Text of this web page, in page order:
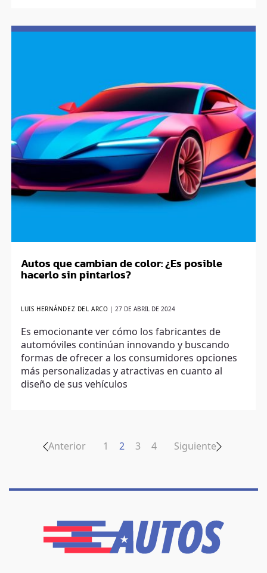
Autos que cambian de color: ¿Es posible
hacerlo sin pintarlos?
LUIS HERNÁNDEZ DEL ARCO |27 DE ABRIL DE 2024
Es emocionante ver cómo los fabricantes de
automóviles continúan innovando y buscando
formas de ofrecer a los consumidores opciones
más personalizadas y atractivas en cuanto al
diseño de sus vehículos
Anterior 1 2 3 4 Siguiente